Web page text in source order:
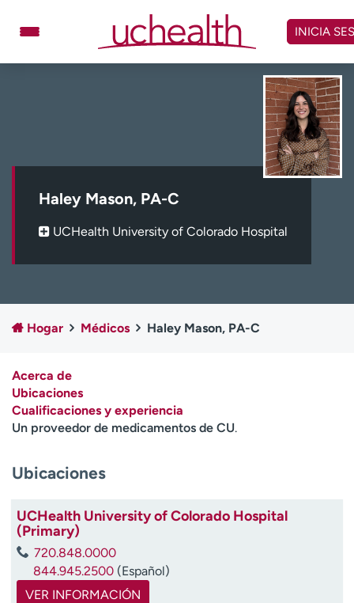
contenido
Especialidades
Programar cita
Facturación y precios
Carreras
Acerca de UCHealth
Clases y eventos
Empleados
Atención a medios de
comunicación
Asistencia financiera
ú
d
m
INICIA
Haley Mason, PA-C
UCHealth University of Colorado Hospital
Hogar Médicos Haley Mason, PA-C
Acerca de
Ubicaciones
Cualificaciones y experiencia
Un proveedor de medicamentos de CU.
Ubicaciones
UCHealth University of Colorado Hospital
(Primary)
720.848.0000
844.945.2500 (Español)
VER INFORMACIÓN